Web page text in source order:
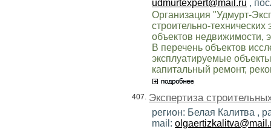
udmurtexpert@mail.ru ,
Организация "Удмурт-
строительно-
объектов недвижимости,
В перечень объектов
эксплуатируемые
капитальный ремонт,
407. Экспертиза
регион: Белая Калитва ,
mail: